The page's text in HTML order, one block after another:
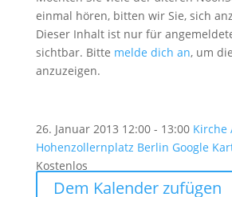
einmal hören, bitten wir Sie, sich
Dieser Inhalt ist nur für
sichtbar. Bitte melde dich an, um
anzuzeigen.
26. Januar 2013 12:00 - 13:00 Kirche
Hohenzollernplatz Berlin Google
Kostenlos
Dem Kalender zufügen